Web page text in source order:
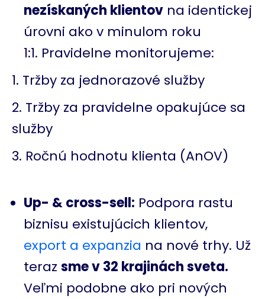
nezískaných klientov na identickej
úrovni ako v minulom roku
1:1. Pravidelne monitorujeme:
Tržby za jednorazové služby
Tržby za pravidelne opakujúce sa
služby
Ročnú hodnotu klienta (AnOV)
Up- & cross-sell: Podpora rastu
biznisu existujúcich klientov,
export a expanzia na nové trhy. Už
teraz sme v 32 krajinách sveta.
Veľmi podobne ako pri nových